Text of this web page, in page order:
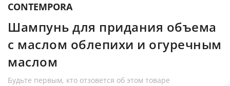
CONTEMPORA
Шампунь для придания объема
с маслом облепихи и огуречным
маслом
Будьте первым, кто отзовется об этом товаре